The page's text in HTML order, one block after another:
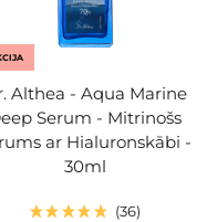
Althea - Aqua Marine
Serum - Mitrinošs
ar Hialuronskābi -
30ml
36